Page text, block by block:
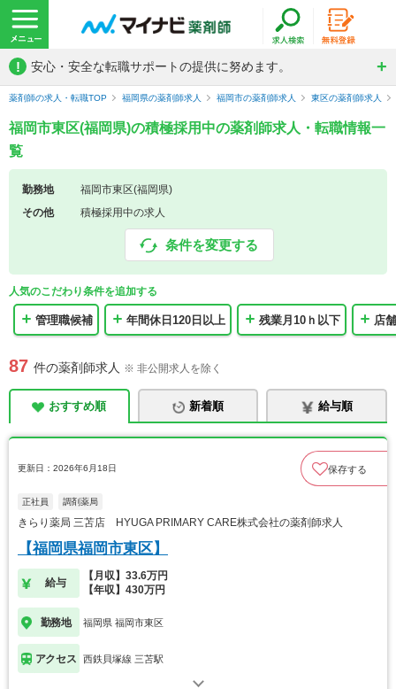
! 安心・安全な転職サポートの提供に努めます。
薬剤師の求人・転職TOP 福岡県の薬剤師求人 福岡市の薬剤師求人 東区の薬剤師求人
福岡市東区(福岡県)の積極採用中の薬剤師求人・転職情報一
覧
勤務地
福岡市東区(福岡県)
その他
積極採用中の求人
条件を変更する
人気のこだわり条件を追加する
管理職候補 年間休日120日以上 残業月10ｈ以下 店
87 件の薬剤師求人 ※ 非公開求人を除く
おすすめ順 新着順 給与順
更新日：2026年6月18日 保存する
正社員 調剤薬局
きらり薬局 三苫店 HYUGA PRIMARY CARE株式会社の薬剤師求人
【福岡県福岡市東区】
給与
【月収】33.6万円
【年収】430万円
勤務地 福岡県 福岡市東区
アクセス 西鉄貝塚線 三苫駅